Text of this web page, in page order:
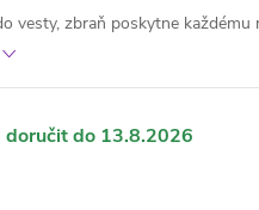
vesty, zbraň poskytne
13.8.2026